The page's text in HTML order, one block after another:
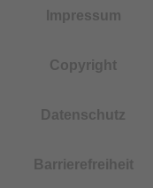
Impressum
Copyright
Datenschutz
Barrierefreiheit